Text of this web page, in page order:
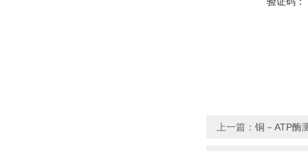
上一篇： 铜－ATP酶